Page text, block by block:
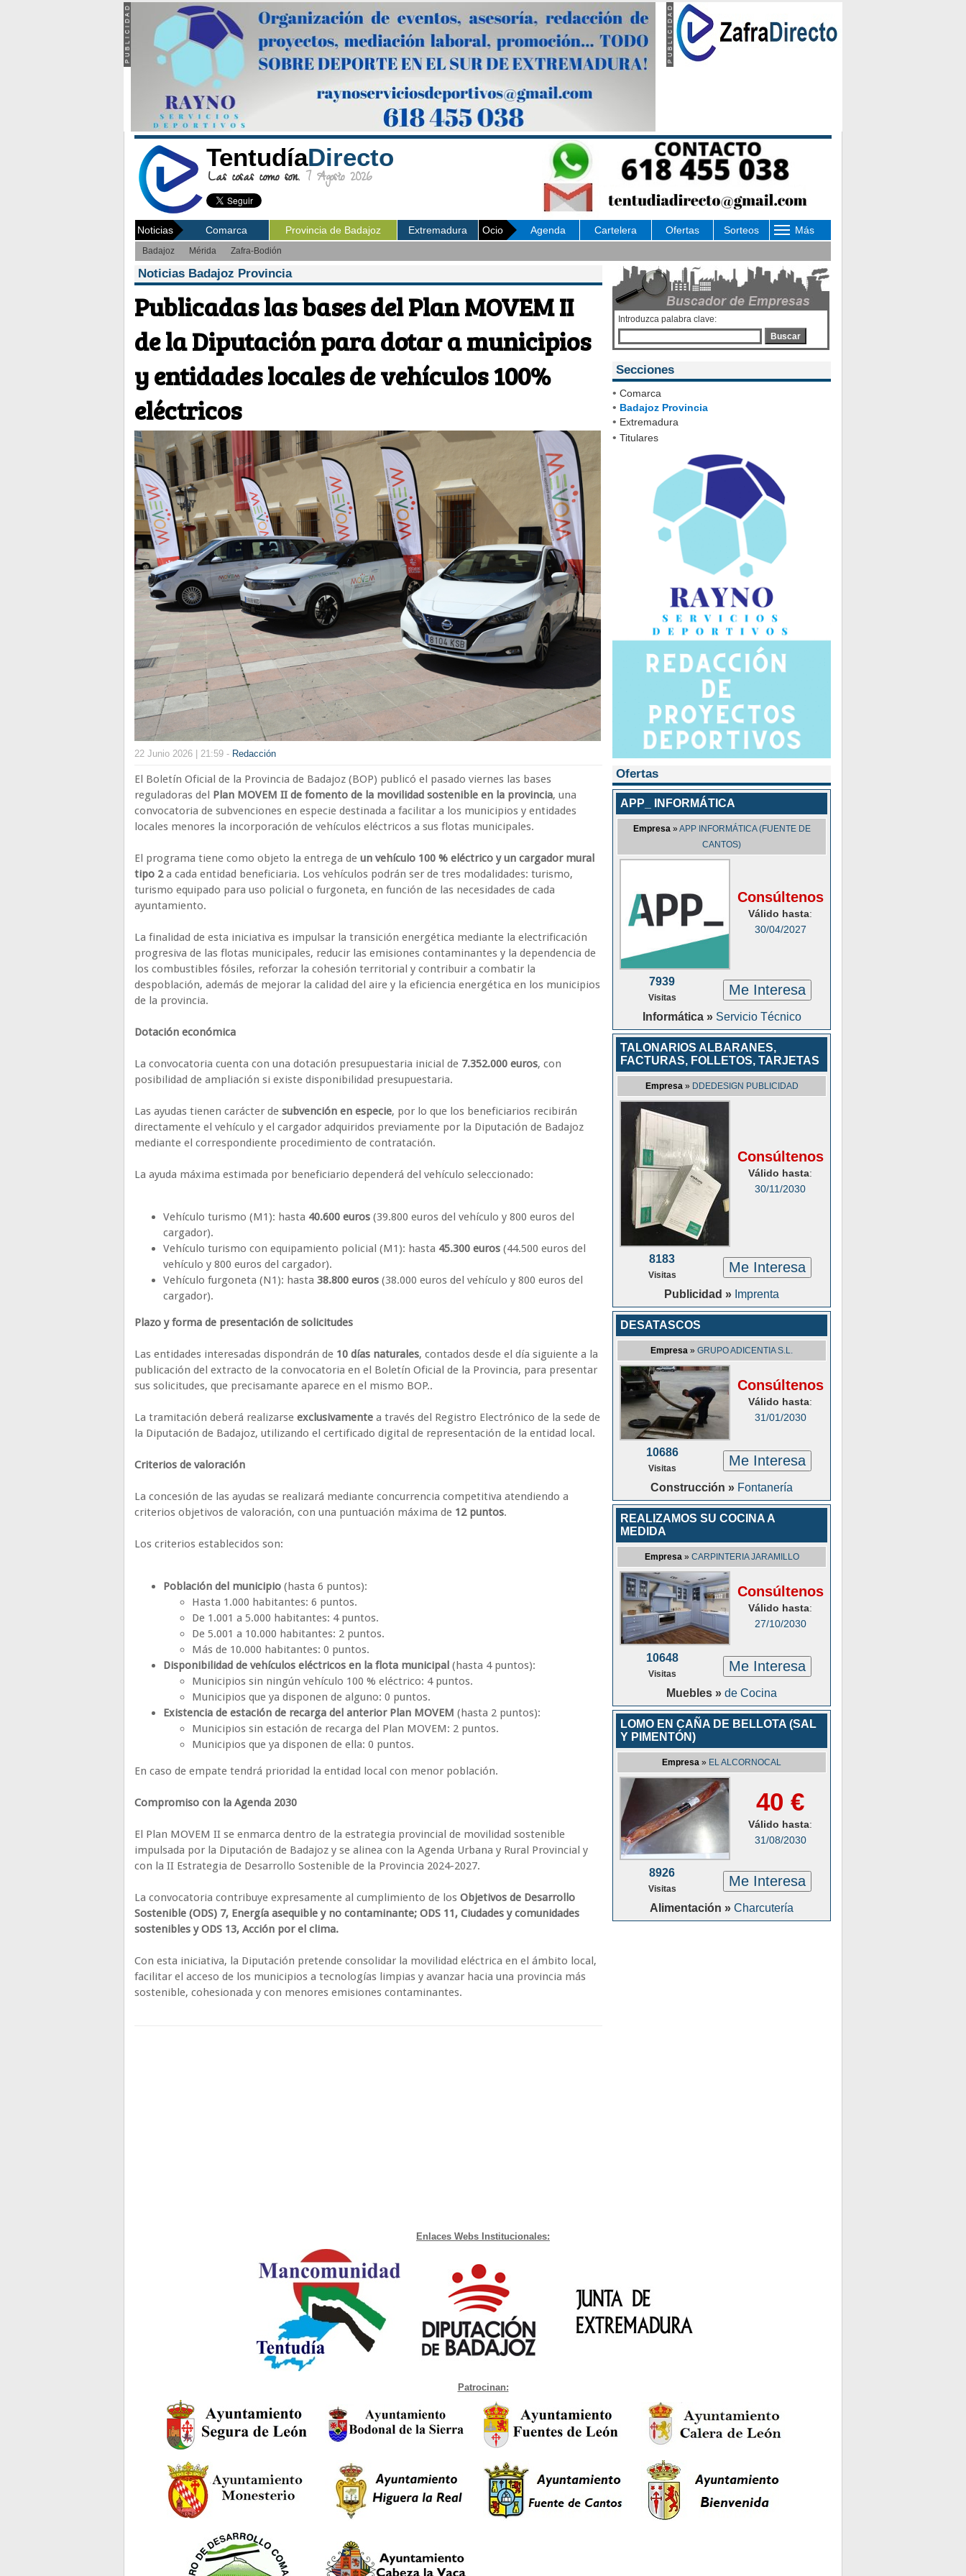
TentudíaDirecto
Las cosas como son. 7 Agosto 2026
Noticias Comarca Provincia de Badajoz Extremadura Ocio Agenda Cartelera Ofertas Sorteos Más
Badajoz Mérida Zafra-Bodión
Noticias Badajoz Provincia
Publicadas las bases del Plan MOVEM II
de la Diputación para dotar a municipios
y entidades locales de vehículos 100%
eléctricos
22 Junio 2026 | 21:59 - Redacción
El Boletín Oficial de la Provincia de Badajoz (BOP) publicó el pasado viernes las bases
reguladoras del Plan MOVEM II de fomento de la movilidad sostenible en la provincia, una
convocatoria de subvenciones en especie destinada a facilitar a los municipios y entidades
locales menores la incorporación de vehículos eléctricos a sus flotas municipales.
El programa tiene como objeto la entrega de un vehículo 100 % eléctrico y un cargador mural
tipo 2a cada entidad beneficiaria. Los vehículos podrán ser de tres modalidades: turismo,
turismo equipado para uso policial o furgoneta, en función de las necesidades de cada
ayuntamiento.
La finalidad de esta iniciativa es impulsar la transición energética mediante la electrificación
progresiva de las flotas municipales, reducir las emisiones contaminantes y la dependencia de
los combustibles fósiles, reforzar la cohesión territorial y contribuir a combatir la
despoblación, además de mejorar la calidad del aire y la eficiencia energética en los municipios
de la provincia.
Dotación económica
La convocatoria cuenta con una dotación presupuestaria inicial de 7.352.000 euros, con
posibilidad de ampliación si existe disponibilidad presupuestaria.
Las ayudas tienen carácter de subvención en especie, por lo que los beneficiarios recibirán
directamente el vehículo y el cargador adquiridos previamente por la Diputación de Badajoz
mediante el correspondiente procedimiento de contratación.
La ayuda máxima estimada por beneficiario dependerá del vehículo seleccionado:
Vehículo turismo (M1): hasta 40.600 euros (39.800 euros del vehículo y 800 euros del
cargador).
Vehículo turismo con equipamiento policial (M1): hasta 45.300 euros (44.500 euros del
vehículo y 800 euros del cargador).
Vehículo furgoneta (N1): hasta 38.800 euros (38.000 euros del vehículo y 800 euros del
cargador).
Plazo y forma de presentación de solicitudes
Las entidades interesadas dispondrán de 10 días naturales, contados desde el día siguiente a la
publicación del extracto de la convocatoria en el Boletín Oficial de la Provincia, para presentar
sus solicitudes, que precisamante aparece en el mismo BOP..
La tramitación deberá realizarse exclusivamente a través del Registro Electrónico de la sede de
la Diputación de Badajoz, utilizando el certificado digital de representación de la entidad local.
Criterios de valoración
La concesión de las ayudas se realizará mediante concurrencia competitiva atendiendo a
criterios objetivos de valoración, con una puntuación máxima de 12 puntos.
Los criterios establecidos son:
Población del municipio (hasta 6 puntos):
Hasta 1.000 habitantes: 6 puntos.
De 1.001 a 5.000 habitantes: 4 puntos.
De 5.001 a 10.000 habitantes: 2 puntos.
Más de 10.000 habitantes: 0 puntos.
Disponibilidad de vehículos eléctricos en la flota municipal (hasta 4 puntos):
Municipios sin ningún vehículo 100 % eléctrico: 4 puntos.
Municipios que ya disponen de alguno: 0 puntos.
Existencia de estación de recarga del anterior Plan MOVEM (hasta 2 puntos):
Municipios sin estación de recarga del Plan MOVEM: 2 puntos.
Municipios que ya disponen de ella: 0 puntos.
En caso de empate tendrá prioridad la entidad local con menor población.
Compromiso con la Agenda 2030
El Plan MOVEM II se enmarca dentro de la estrategia provincial de movilidad sostenible
impulsada por la Diputación de Badajoz y se alinea con la Agenda Urbana y Rural Provincial y
con la II Estrategia de Desarrollo Sostenible de la Provincia 2024-2027.
La convocatoria contribuye expresamente al cumplimiento de los Objetivos de Desarrollo
Sostenible (ODS) 7, Energía asequible y no contaminante; ODS 11, Ciudades y comunidades
sostenibles y ODS 13, Acción por el clima.
Con esta iniciativa, la Diputación pretende consolidar la movilidad eléctrica en el ámbito local,
facilitar el acceso de los municipios a tecnologías limpias y avanzar hacia una provincia más
sostenible, cohesionada y con menores emisiones contaminantes.
Introduzca palabra clave:
Buscar
Secciones
• Comarca
• Badajoz Provincia
• Extremadura
• Titulares
Ofertas
APP_ INFORMÁTICA
Empresa »APP INFORMÁTICA (FUENTE DE
CANTOS)
Consúltenos
Válido hasta:
30/04/2027
7939
Visitas Me Interesa
Informática » Servicio Técnico
TALONARIOS ALBARANES,
FACTURAS, FOLLETOS, TARJETAS
Empresa » DDEDESIGN PUBLICIDAD
Consúltenos
Válido hasta:
30/11/2030
8183
Visitas Me Interesa
Publicidad » Imprenta
DESATASCOS
Empresa » GRUPO ADICENTIA S.L.
Consúltenos
Válido hasta:
31/01/2030
10686
Visitas Me Interesa
Construcción » Fontanería
REALIZAMOS SU COCINA A
MEDIDA
Empresa » CARPINTERIA JARAMILLO
Consúltenos
Válido hasta:
27/10/2030
10648
Visitas Me Interesa
Muebles » de Cocina
LOMO EN CAÑA DE BELLOTA (SAL
Y PIMENTÓN)
Empresa » EL ALCORNOCAL
40 €
Válido hasta:
31/08/2030
8926
Visitas Me Interesa
Alimentación » Charcutería
Enlaces Webs Institucionales:
Patrocinan: